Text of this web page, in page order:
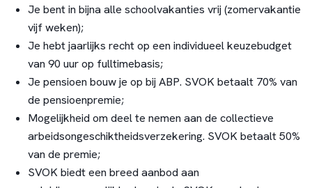
Je bent in bijna alle schoolvakanties vrij (zomervakantie
vijf weken);
Je hebt jaarlijks recht op een individueel keuzebudget
van 90 uur op fulltimebasis;
Je pensioen bouw je op bij ABP. SVOK betaalt 70% van
de pensioenpremie;
Mogelijkheid om deel te nemen aan de collectieve
arbeidsongeschiktheidsverzekering. SVOK betaalt 50%
van de premie;
SVOK biedt een breed aanbod aan